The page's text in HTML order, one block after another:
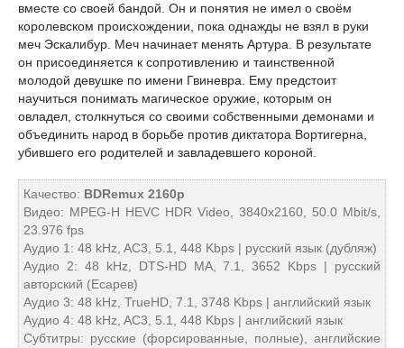
вместе со своей бандой. Он и понятия не имел о своём
королевском происхождении, пока однажды не взял в руки
меч Эскалибур. Меч начинает менять Артура. В результате
он присоединяется к сопротивлению и таинственной
молодой девушке по имени Гвиневра. Ему предстоит
научиться понимать магическое оружие, которым он
овладел, столкнуться со своими собственными демонами и
объединить народ в борьбе против диктатора Вортигерна,
убившего его родителей и завладевшего короной.
Качество: BDRemux 2160p
Видео: MPEG-H HEVC HDR Video, 3840x2160, 50.0 Mbit/s,
23.976 fps
Аудио 1: 48 kHz, AC3, 5.1, 448 Kbps | русский язык (дубляж)
Аудио 2: 48 kHz, DTS-HD MA, 7.1, 3652 Kbps | русский
авторский (Есарев)
Аудио 3: 48 kHz, TrueHD, 7.1, 3748 Kbps | английский язык
Аудио 4: 48 kHz, AC3, 5.1, 448 Kbps | английский язык
Субтитры: русские (форсированные, полные), английские